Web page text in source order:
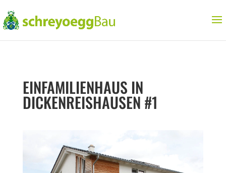
EINFAMILIENHAUS IN
DICKENREISHAUSEN #1